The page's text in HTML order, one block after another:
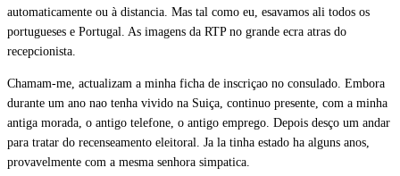
automaticamente ou à distancia. Mas tal como eu, esavamos ali todos os
portugueses e Portugal. As imagens da RTP no grande ecra atras do
recepcionista.
Chamam-me, actualizam a minha ficha de inscriçao no consulado. Embora
durante um ano nao tenha vivido na Suiça, continuo presente, com a minha
antiga morada, o antigo telefone, o antigo emprego. Depois desço um andar
para tratar do recenseamento eleitoral. Ja la tinha estado ha alguns anos,
provavelmente com a mesma senhora simpatica.